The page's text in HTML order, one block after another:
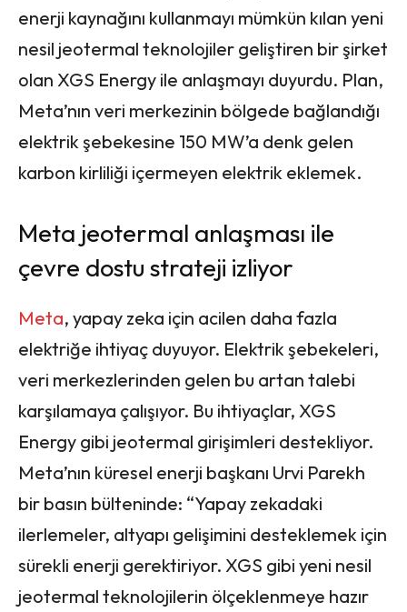
enerji kaynağını kullanmayı mümkün kılan yeni
nesil jeotermal teknolojiler geliştiren bir şirket
olan XGS Energy ile anlaşmayı duyurdu. Plan,
Meta’nın veri merkezinin bölgede bağlandığı
elektrik şebekesine 150 MW’a denk gelen
karbon kirliliği içermeyen elektrik eklemek.
Meta jeotermal anlaşması ile
çevre dostu strateji izliyor
Meta, yapay zeka için acilen daha fazla
elektriğe ihtiyaç duyuyor. Elektrik şebekeleri,
veri merkezlerinden gelen bu artan talebi
karşılamaya çalışıyor. Bu ihtiyaçlar, XGS
Energy gibi jeotermal girişimleri destekliyor.
Meta’nın küresel enerji başkanı Urvi Parekh
bir basın bülteninde: “Yapay zekadaki
ilerlemeler, altyapı gelişimini desteklemek için
sürekli enerji gerektiriyor. XGS gibi yeni nesil
jeotermal teknolojilerin ölçeklenmeye hazır